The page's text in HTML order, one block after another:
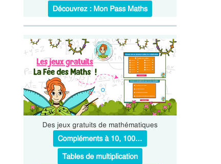
Découvrez : Mon Pass Maths
Des jeux gratuits de mathématiques
Compléments à 10, 100…
Tables de multiplication